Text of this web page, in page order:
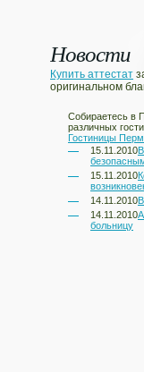
Новости
Купить аттестат
оригинальном
Собираетесь в
различных
Гостиницы
15.11.2010
15.11.2010
14.11.2010
14.11.2010
больницу